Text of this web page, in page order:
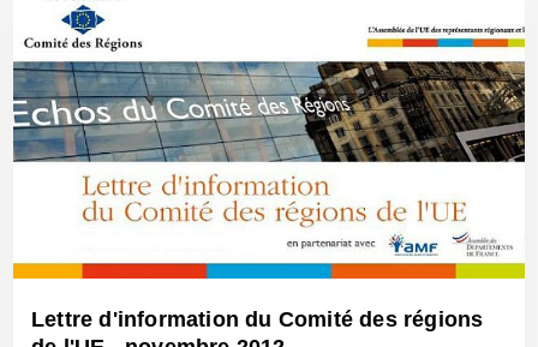
26 Fév 2013 - Réf: BW11744
Lettre d'information du Comité des régions